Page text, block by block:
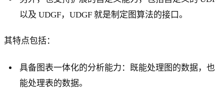
以及 UDGF，UDGF 就是制定图算法的接口。
其特点包括：
具备图表一体化的分析能力：既能处理图的数据，也
能处理表的数据。